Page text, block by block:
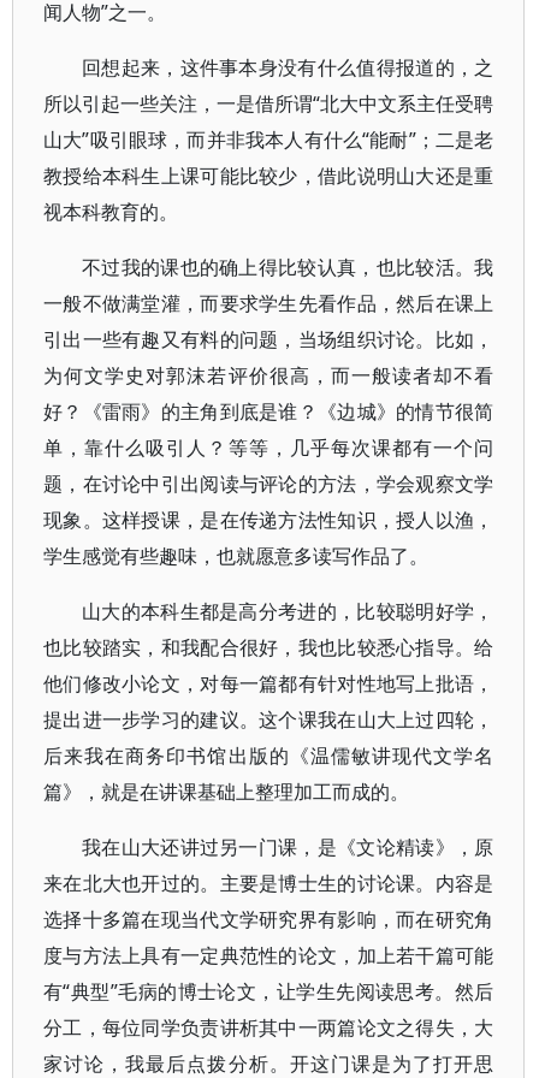
闻人物”之一。
回想起来，这件事本身没有什么值得报道的，之
所以引起一些关注，一是借所谓“北大中文系主任受聘
山大”吸引眼球，而并非我本人有什么“能耐”；二是老
教授给本科生上课可能比较少，借此说明山大还是重
视本科教育的。
不过我的课也的确上得比较认真，也比较活。我
一般不做满堂灌，而要求学生先看作品，然后在课上
引出一些有趣又有料的问题，当场组织讨论。比如，
为何文学史对郭沫若评价很高，而一般读者却不看
好？《雷雨》的主角到底是谁？《边城》的情节很简
单，靠什么吸引人？等等，几乎每次课都有一个问
题，在讨论中引出阅读与评论的方法，学会观察文学
现象。这样授课，是在传递方法性知识，授人以渔，
学生感觉有些趣味，也就愿意多读写作品了。
山大的本科生都是高分考进的，比较聪明好学，
也比较踏实，和我配合很好，我也比较悉心指导。给
他们修改小论文，对每一篇都有针对性地写上批语，
提出进一步学习的建议。这个课我在山大上过四轮，
后来我在商务印书馆出版的《温儒敏讲现代文学名
篇》，就是在讲课基础上整理加工而成的。
我在山大还讲过另一门课，是《文论精读》，原
来在北大也开过的。主要是博士生的讨论课。内容是
选择十多篇在现当代文学研究界有影响，而在研究角
度与方法上具有一定典范性的论文，加上若干篇可能
有“典型”毛病的博士论文，让学生先阅读思考。然后
分工，每位同学负责讲析其中一两篇论文之得失，大
家讨论，我最后点拨分析。开这门课是为了打开思